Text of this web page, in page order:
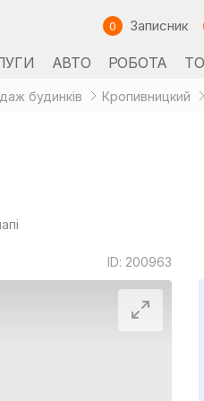
0 Записник
АВТО РОБОТА
будинків Кропивницкий
ID: 200963